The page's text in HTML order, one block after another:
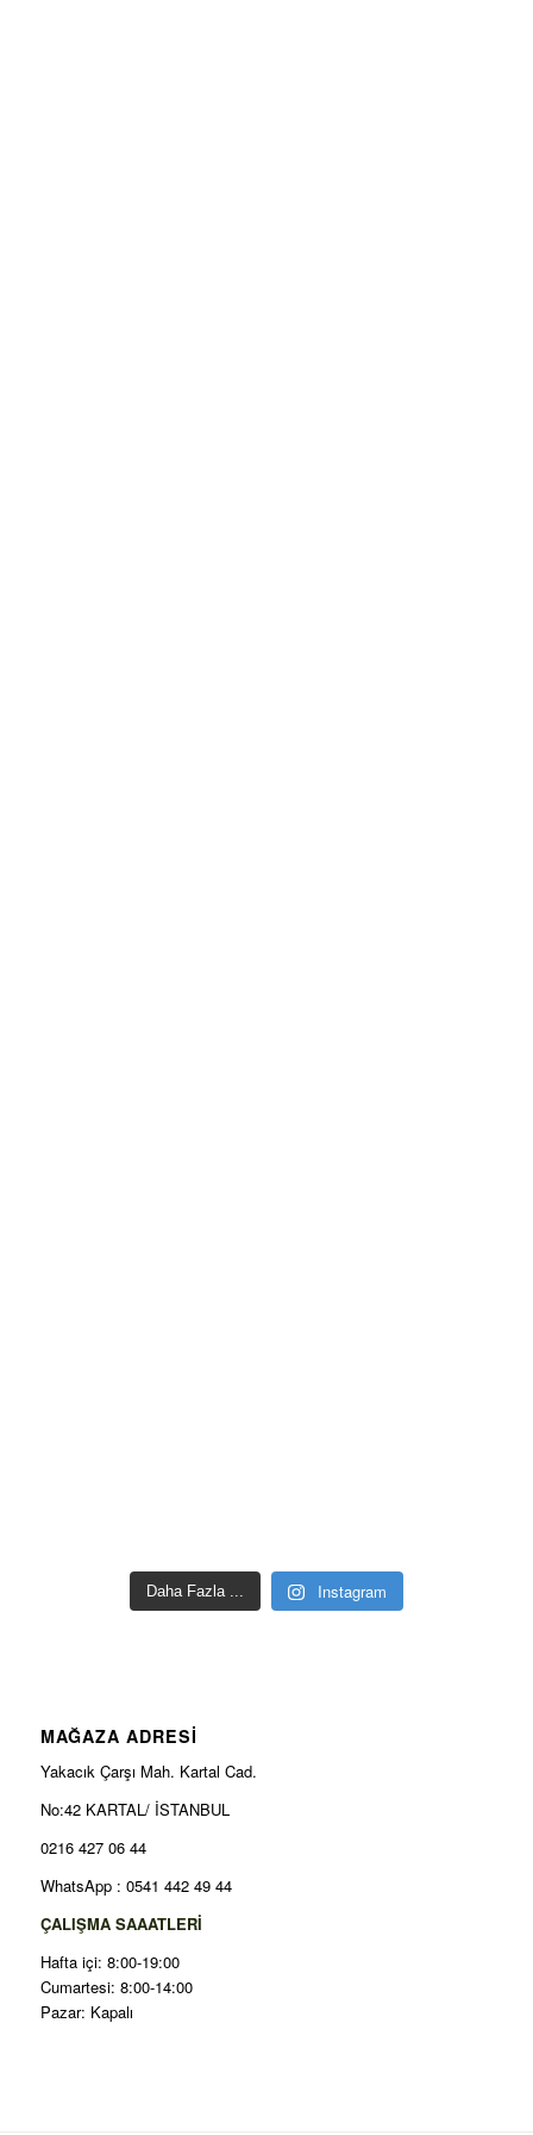
Daha Fazla ... Instagram
MAĞAZA ADRESİ
Yakacık Çarşı Mah. Kartal Cad.
No:42 KARTAL/ İSTANBUL
0216 427 06 44
WhatsApp : 0541 442 49 44
ÇALIŞMA SAAATLERİ
Hafta içi: 8:00-19:00
Cumartesi: 8:00-14:00
Pazar: Kapalı